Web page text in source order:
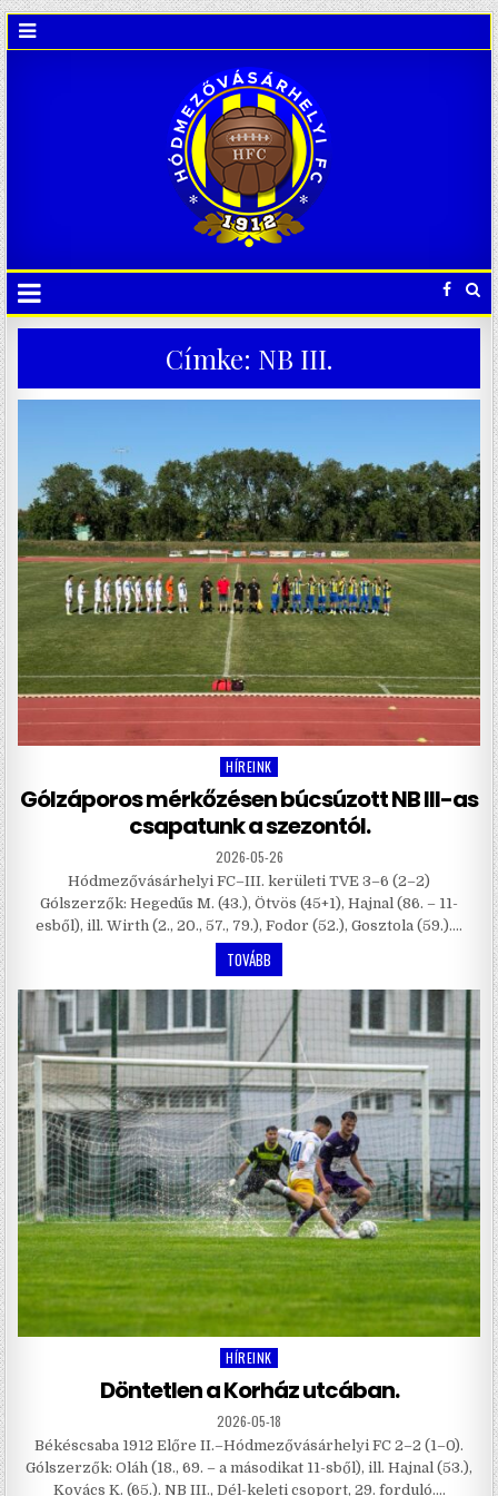
Címke: NB III.
Posted
in
HÍREINK
Gólzáporos mérkőzésen búcsúzott NB III-as
csapatunk a szezontól.
2026-05-26
Hódmezővásárhelyi FC–III. kerületi TVE 3–6 (2–2)
Gólszerzők: Hegedűs M. (43.), Ötvös (45+1), Hajnal (86. – 11-
esből), ill. Wirth (2., 20., 57., 79.), Fodor (52.), Gosztola (59.)….
TOVÁBB
Posted
in
HÍREINK
Döntetlen a Korház utcában.
2026-05-18
Békéscsaba 1912 Előre II.–Hódmezővásárhelyi FC 2–2 (1–0).
Gólszerzők: Oláh (18., 69. – a másodikat 11-sből), ill. Hajnal (53.),
Kovács K. (65.). NB III., Dél-keleti csoport, 29. forduló….